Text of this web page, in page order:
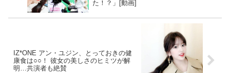
た！？」[動画]
IZ*ONE アン・ユジン、とっておきの健
康食は○○！ 彼女の美しさのヒミツが解
明…共演者も絶賛